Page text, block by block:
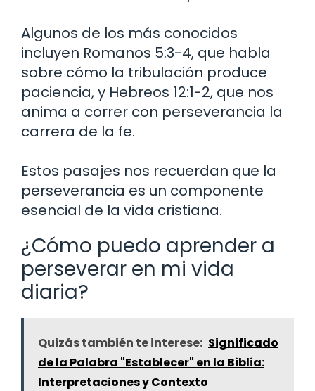
Algunos de los más conocidos
incluyen Romanos 5:3-4, que habla
sobre cómo la tribulación produce
paciencia, y Hebreos 12:1-2, que nos
anima a correr con perseverancia la
carrera de la fe.
Estos pasajes nos recuerdan que la
perseverancia es un componente
esencial de la vida cristiana.
¿Cómo puedo aprender a
perseverar en mi vida
diaria?
Quizás también te interese: Significado
de la Palabra "Establecer" en la Biblia:
Interpretaciones y Contexto